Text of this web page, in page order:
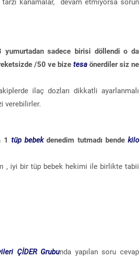
kanamalar, devam etmiyorsa sorun
sadece birisi döllendi o da
/50 ve bizetesaönerdiler siz ne
ilaç dozları dikkatli ayarlanmalı
verebilirler.
1 tüp bebekdenedim tutmadı bendekilo
, iyi bir tüp bebek hekimi ile birlikte tabii
ÇİDER Grubunda yapılan soru cevap